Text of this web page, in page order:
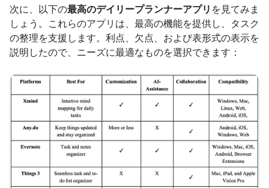
次に、以下の最高のデイリープランナーアプリ を見てみま
しょう。これらのアプリは、最高の機能を提供し、タスク
の整理を支援します。利点、欠点、および表形式の表示を
説明したので、ニーズに最適なものを選択できます：